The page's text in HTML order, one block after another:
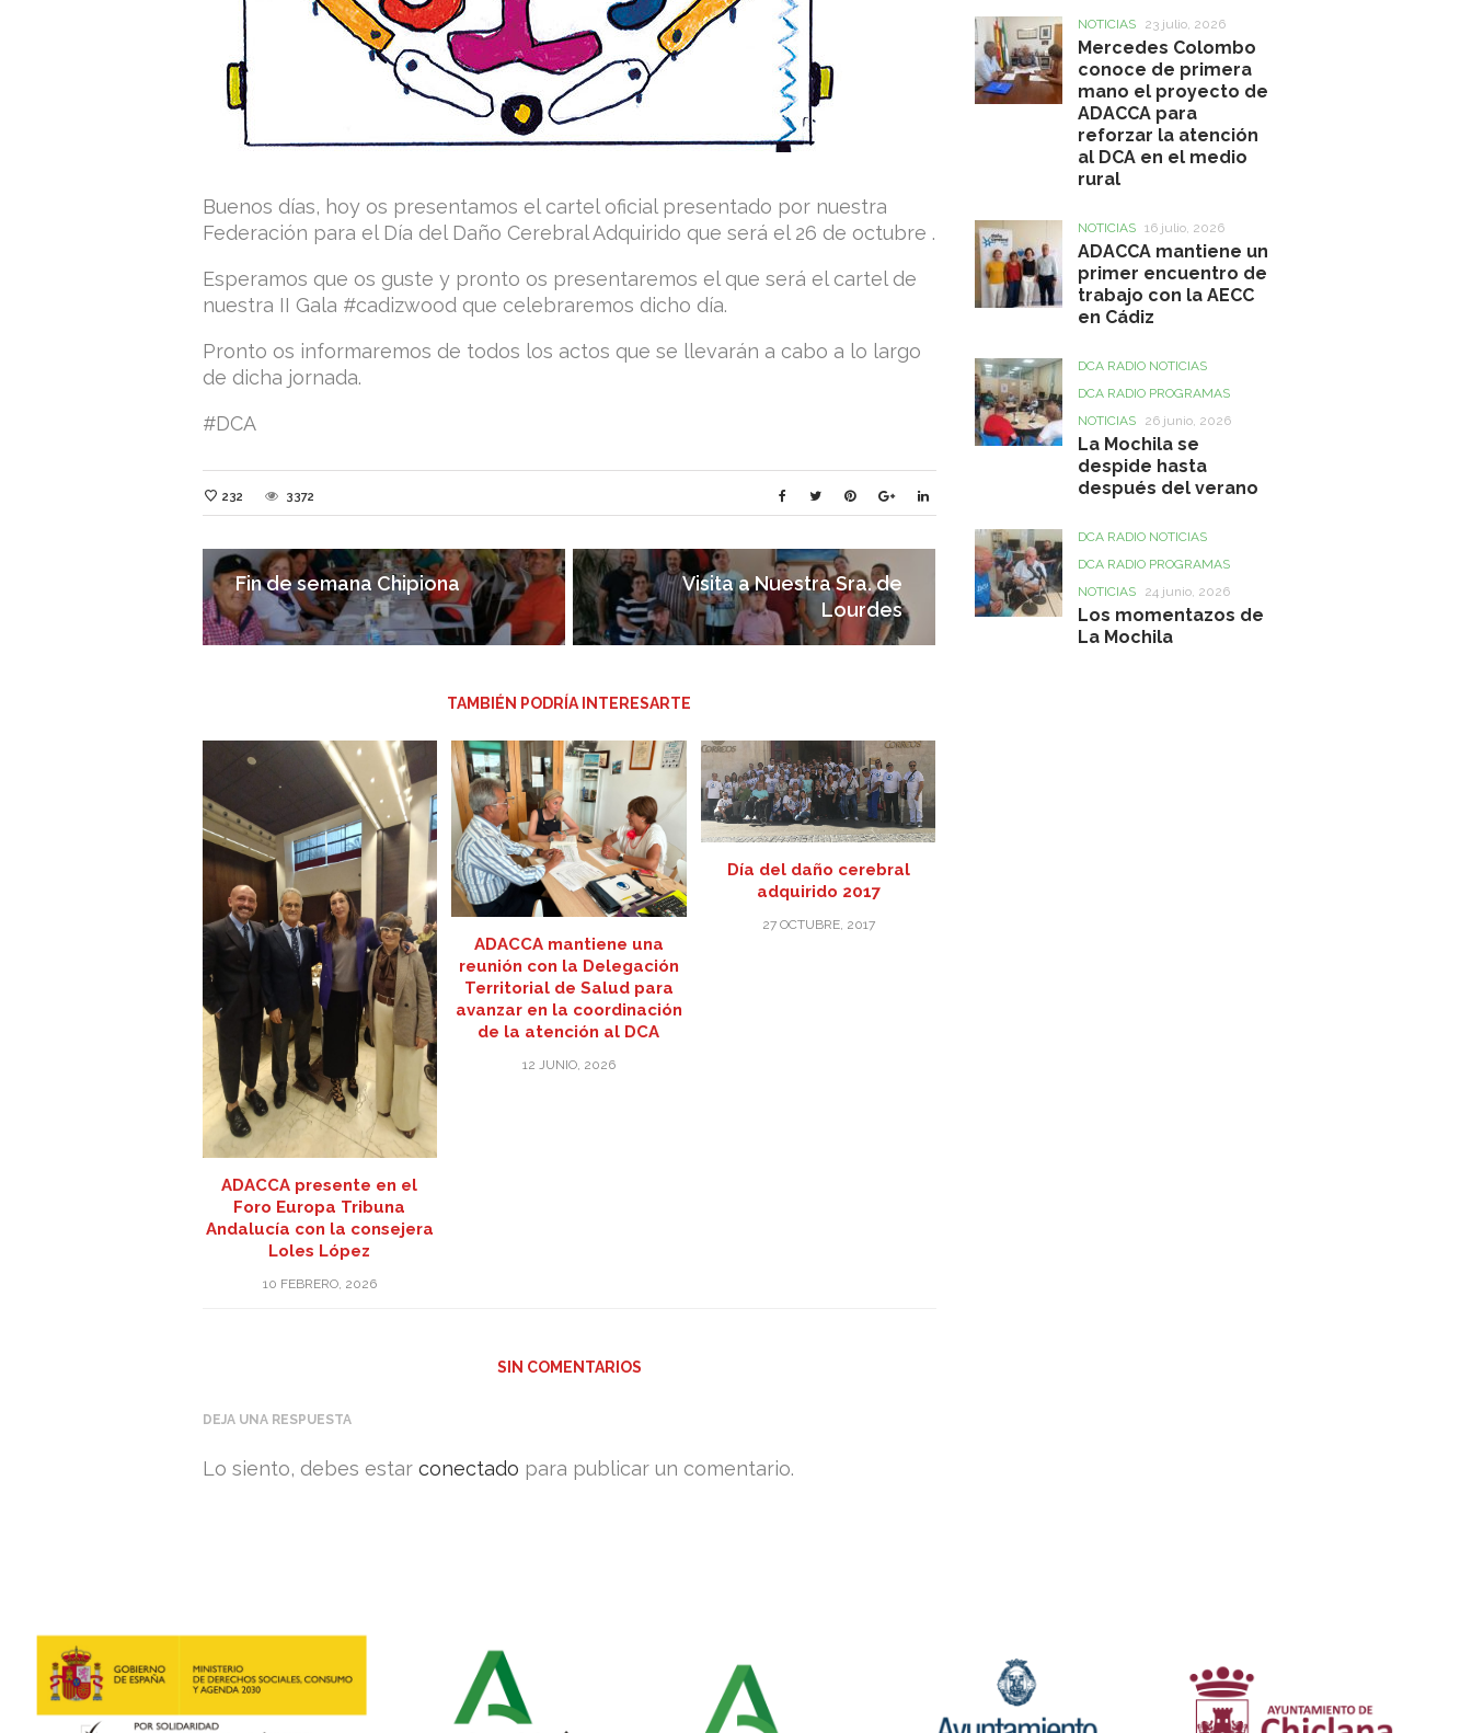
Buenos días, hoy os presentamos el cartel oficial presentado por nuestra
Federación para el Día del Daño Cerebral Adquirido que será el 26 de octubre .
Esperamos que os guste y pronto os presentaremos el que será el cartel de
nuestra II Gala #cadizwood que celebraremos dicho día.
Pronto os informaremos de todos los actos que se llevarán a cabo a lo largo
de dicha jornada.
#DCA
232 3372
Fin de semana Chipiona
Visita a Nuestra Sra. de
Lourdes
TAMBIÉN PODRÍA INTERESARTE
ADACCA presente en el
Foro Europa Tribuna
Andalucía con la consejera
Loles López
10 FEBRERO, 2026
ADACCA mantiene una
reunión con la Delegación
Territorial de Salud para
avanzar en la coordinación
de la atención al DCA
12 JUNIO, 2026
Día del daño cerebral
adquirido 2017
27 OCTUBRE, 2017
SIN COMENTARIOS
DEJA UNA RESPUESTA
Lo siento, debes estar conectado para publicar un comentario.
NOTICIAS 23 julio, 2026
Mercedes Colombo
conoce de primera
mano el proyecto de
ADACCA para
reforzar la atención
al DCA en el medio
rural
NOTICIAS 16 julio, 2026
ADACCA mantiene un
primer encuentro de
trabajo con la AECC
en Cádiz
DCA RADIO NOTICIAS
DCA RADIO PROGRAMAS
NOTICIAS
26 junio, 2026
La Mochila se
despide hasta
después del verano
DCA RADIO NOTICIAS
DCA RADIO PROGRAMAS
NOTICIAS
24 junio, 2026
Los momentazos de
La Mochila